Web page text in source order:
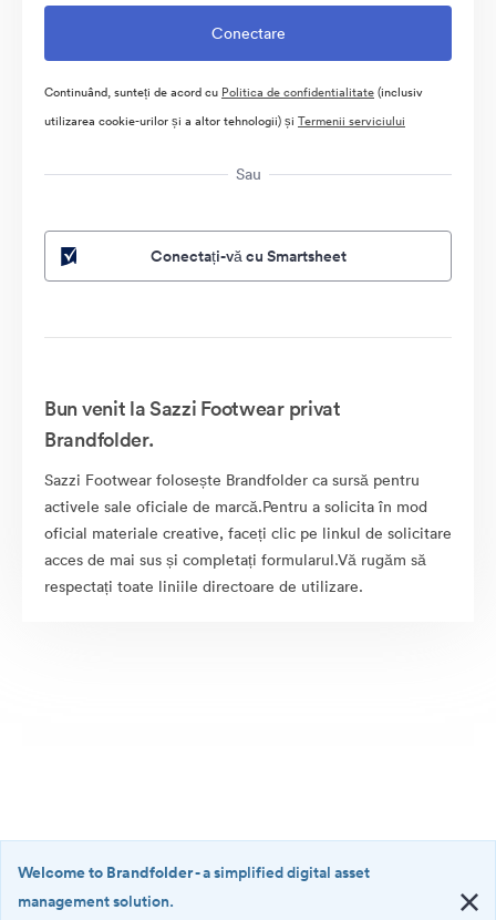
Continuând, sunteți de acord cu Politica de confidentialitate(inclusiv
utilizarea cookie-urilor și a altor tehnologii) și Termenii serviciului
Sau
Conectați-vă cu Smartsheet
Bun venit la Sazzi Footwear privat
Brandfolder.
Sazzi Footwear folosește Brandfolder ca sursă pentru
activele sale oficiale de marcă.Pentru a solicita în mod
oficial materiale creative, faceți clic pe linkul de solicitare
acces de mai sus și completați formularul.Vă rugăm să
respectați toate liniile directoare de utilizare.
Welcome to Brandfolder- a simplified digital asset
management solution.